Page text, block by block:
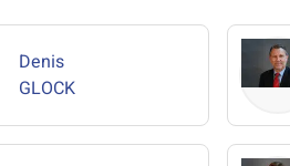
Denis
GLOCK